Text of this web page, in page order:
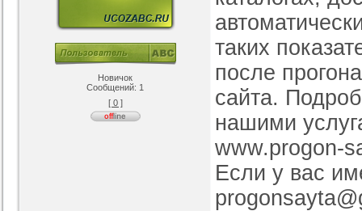
Шаблон для ucoz Wow-Good
Категория :
Оригинальный шаблон сайта
uNI-Lite для uCoz
Категория : Ucoz
Новичок
Сообщений: 1
[ 0 ]
таких
после
сайта.
нашими
www.progon-
Если у вас